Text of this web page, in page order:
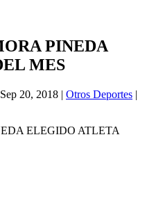
PINEDA
MES
Sep 20, 2018 | Otros Deportes |